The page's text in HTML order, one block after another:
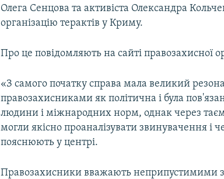
Олега Сенцова та активіста Олександра
організацію терактів у Криму.
Про це повідомляють на сайті правозахисної
«З самого початку справа мала великий
правозахисниками як політична і була
людини і міжнародних норм, однак через
могли якісно проаналізувати звинувачення і
пояснюють у центрі.
Правозахисники вважають неприпустимими